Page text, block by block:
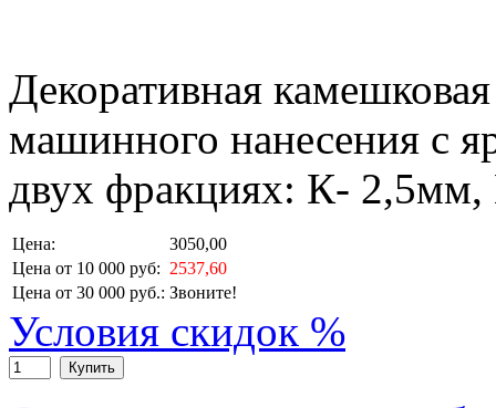
Декоративная
машинного нанесения с
двух фракциях: К-
Цена:
3050,00
Цена от 10 000 руб: 2537,60
Цена от 30 000 руб.: Звоните!
Условия скидок %
Купить